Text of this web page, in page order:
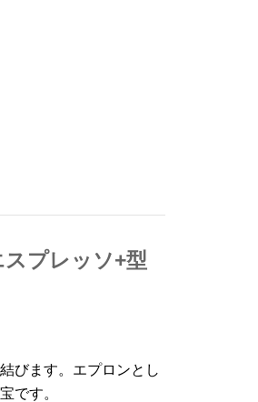
プレッソ+型
びます。エプロンとし
です。